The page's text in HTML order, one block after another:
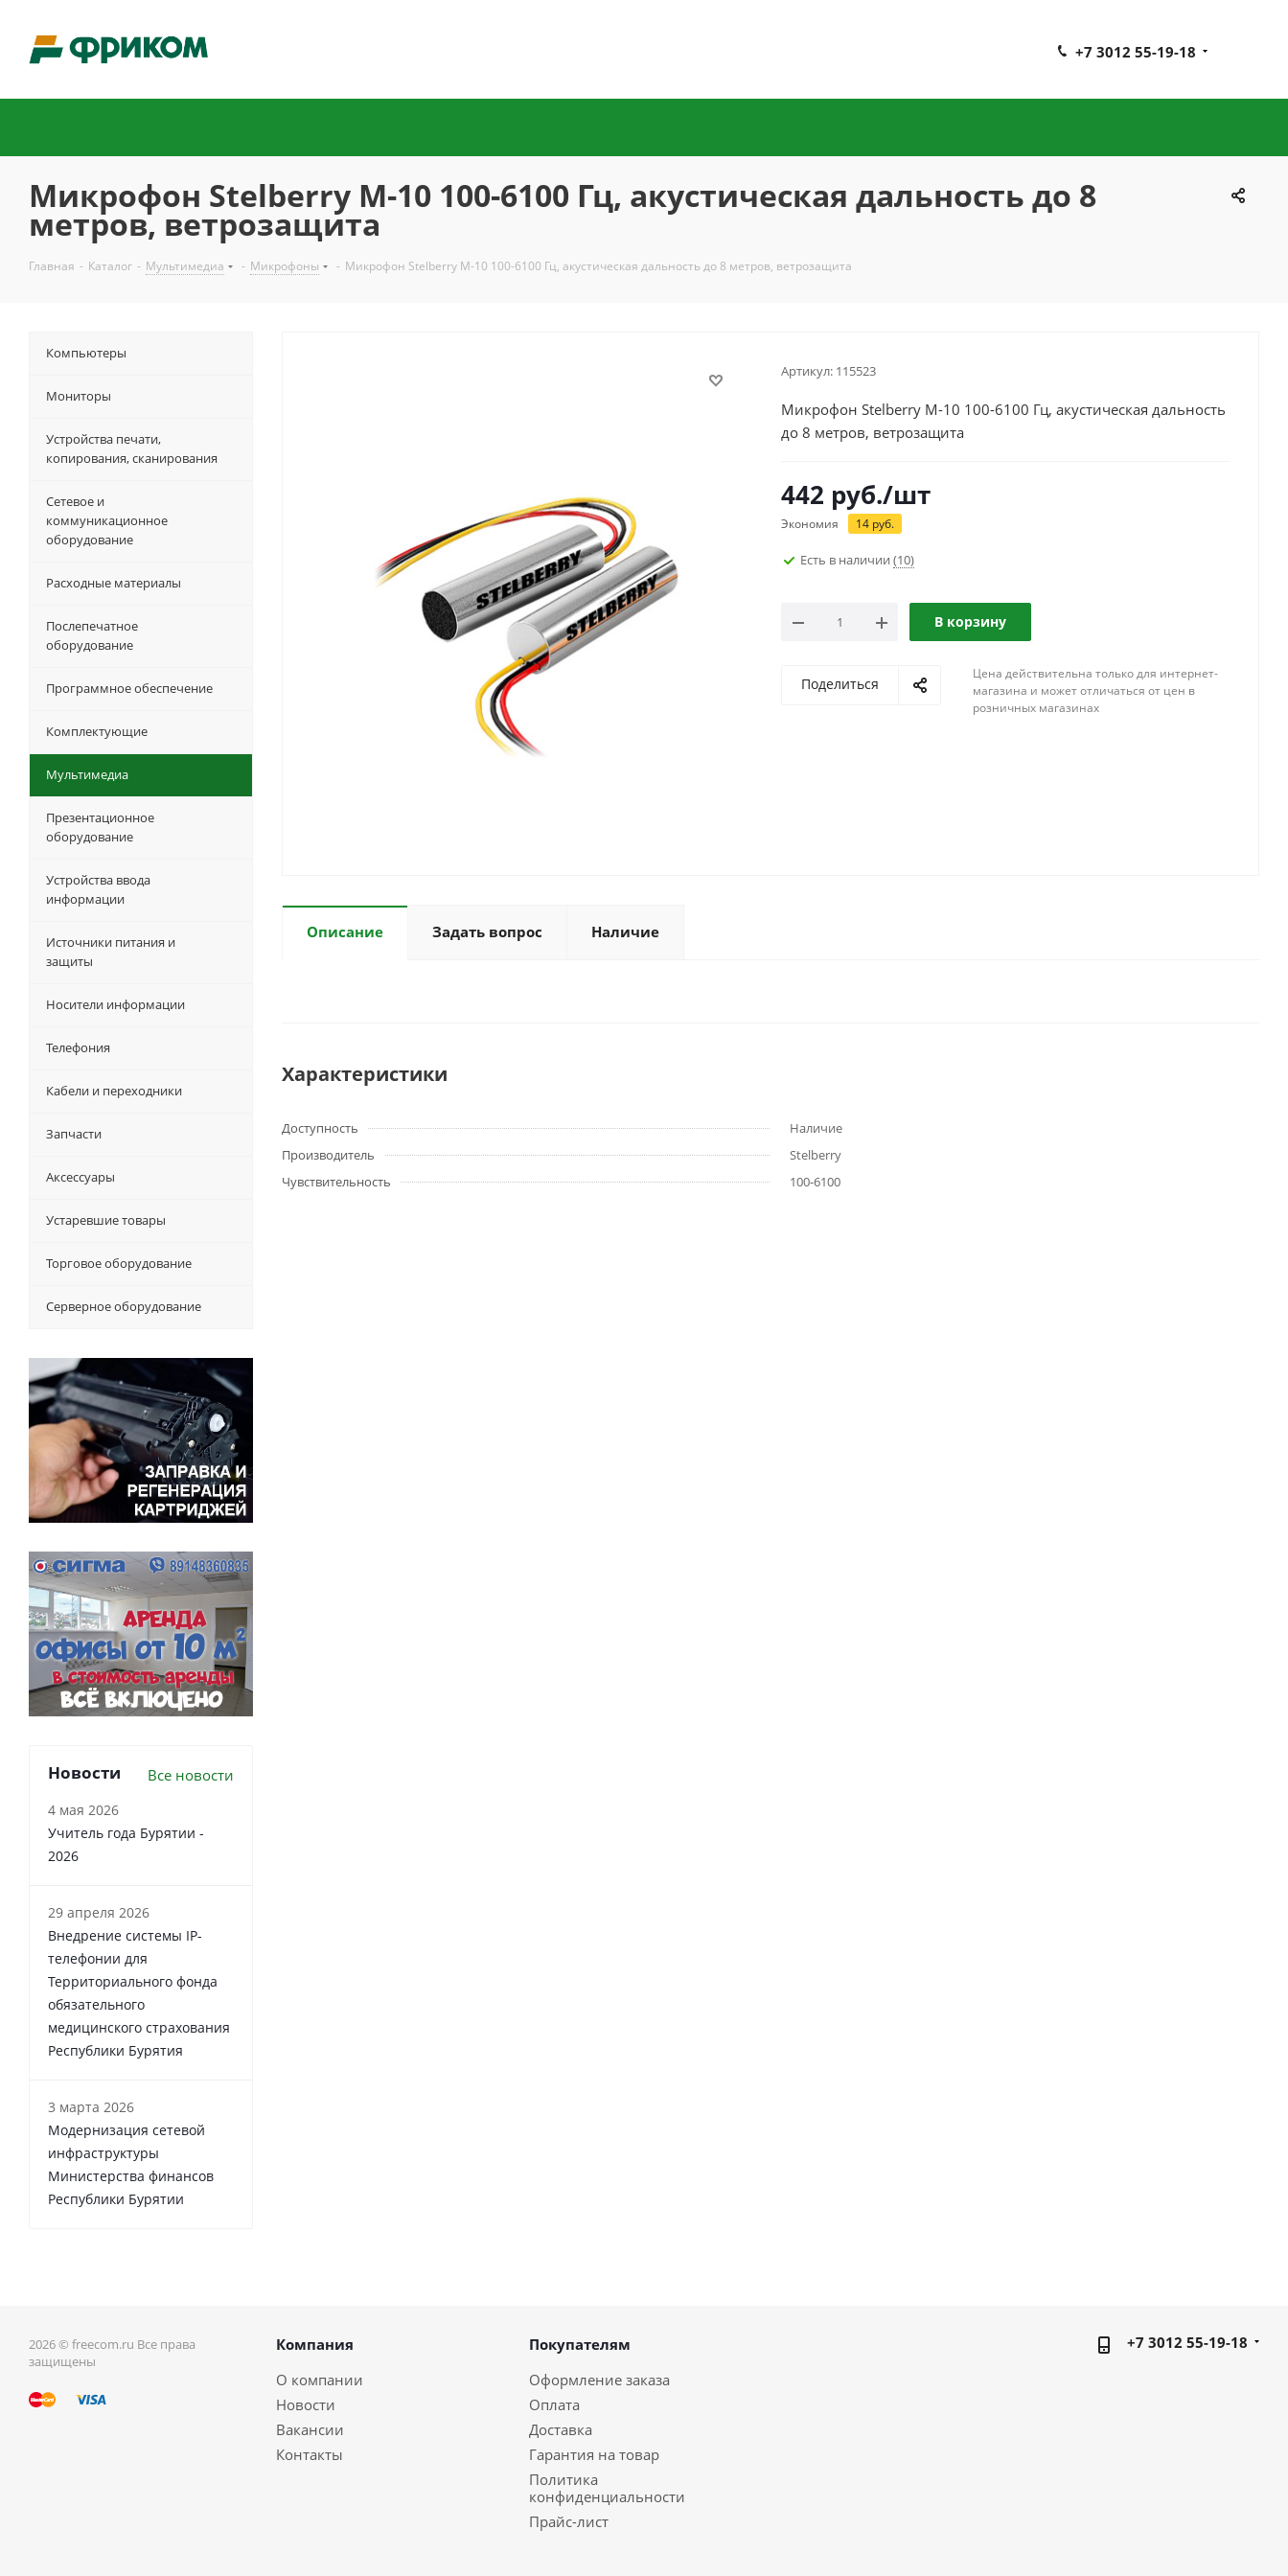
+7 3012 55-19-18
Микрофон Stelberry M-10 100-6100 Гц, акустическая дальность до 8
метров, ветрозащита
Главная - Каталог - Мультимедиа - Микрофоны - Микрофон Stelberry M-10 100-6100 Гц, акустическая дальность до 8 метров, ветрозащита
Артикул: 115523
Микрофон Stelberry M-10 100-6100 Гц, акустическая дальность
до 8 метров, ветрозащита
442 руб./шт
Экономия 14 руб.
Есть в наличии (10)
В корзину
Поделиться
Цена действительна только для интернет-
магазина и может отличаться от цен в
розничных магазинах
Описание Задать вопрос Наличие
Характеристики
Доступность
Наличие
Производитель
Stelberry
Чувствительность
100-6100
Компьютеры
Мониторы
Устройства печати,
копирования, сканирования
Сетевое и
коммуникационное
оборудование
Расходные материалы
Послепечатное
оборудование
Программное обеспечение
Комплектующие
Мультимедиа
Презентационное
оборудование
Устройства ввода
информации
Источники питания и
защиты
Носители информации
Телефония
Кабели и переходники
Запчасти
Аксессуары
Устаревшие товары
Торговое оборудование
Серверное оборудование
Новости Все новости
4 мая 2026
Учитель года Бурятии -
2026
29 апреля 2026
Внедрение системы IP-
телефонии для
Территориального фонда
обязательного
медицинского страхования
Республики Бурятия
3 марта 2026
Модернизация сетевой
инфраструктуры
Министерства финансов
Республики Бурятии
2026 © freecom.ru Все права
защищены
Компания
О компании
Новости
Вакансии
Контакты
Покупателям
Оформление заказа
Оплата
Доставка
Гарантия на товар
Политика
конфиденциальности
Прайс-лист
+7 3012 55-19-18